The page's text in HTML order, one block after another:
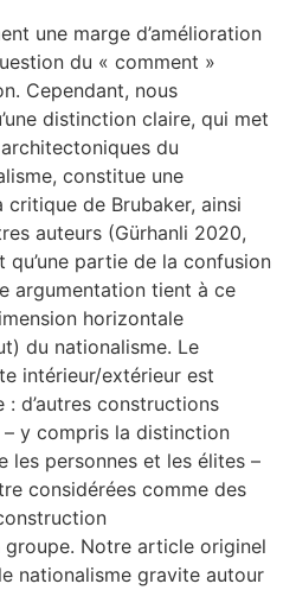
une marge d’amélioration
du « comment »
Cependant, nous
distinction claire, qui met
du
constitue une
de Brubaker, ainsi
auteurs (Gürhanli 2020,
qu’une partie de la confusion
argumentation tient à ce
horizontale
du nationalisme. Le
intérieur/extérieur est
: d’autres constructions
– y compris la distinction
les personnes et les élites –
considérées comme des
groupe. Notre article originel
nationalisme gravite autour